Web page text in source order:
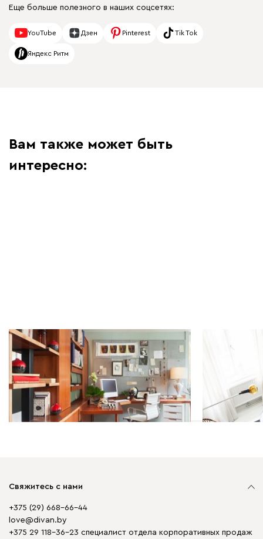
Еще больше полезного в наших соцсетях:
YouTube Дзен Pinterest Tik Tok
Яндекс Ритм
Вам также может быть
интересно:
Мебель в интерьере | 07.10.2025
10 интересных решений для
кабинета
Мебель в
поставить
квартиру
Свяжитесь с нами
+375 (29) 668-66-44
love@divan.by
+375 29 118-36-23 специалист отдела корпоративных продаж